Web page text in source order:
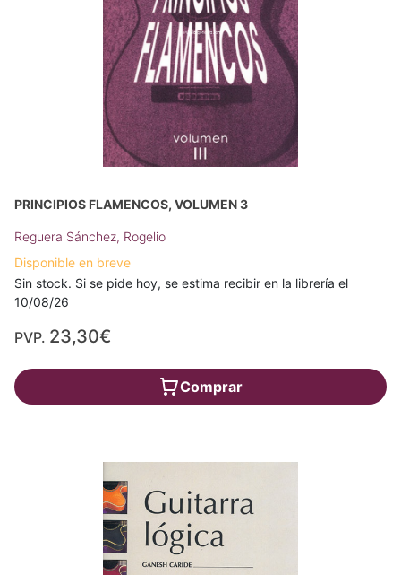
PRINCIPIOS FLAMENCOS, VOLUMEN 3
Reguera Sánchez, Rogelio
Disponible en breve
Sin stock. Si se pide hoy, se estima recibir en la librería el
10/08/26
PVP. 23,30€
Comprar